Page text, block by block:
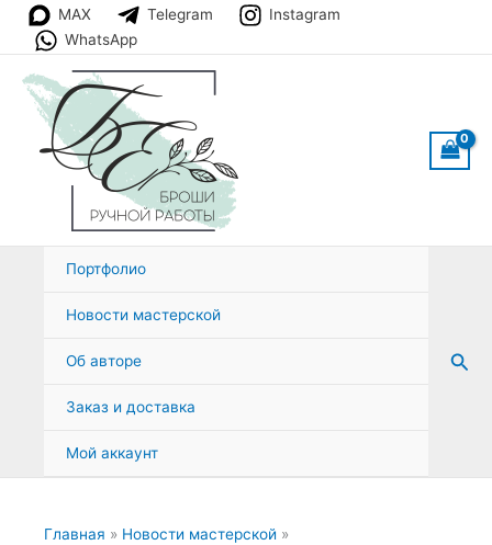
Перейти
содержимому
MAX Telegram
Instagram
WhatsApp
Портфолио
Новости мастерской
Об авторе
Заказ и доставка
Мой аккаунт
Главная
Новости мастерской